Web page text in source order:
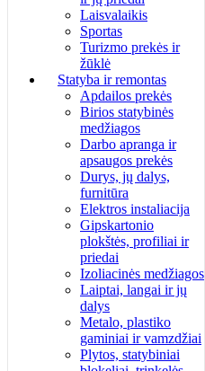
Laisvalaikis
Sportas
Turizmo prekės ir
žūklė
Statyba ir remontas
Apdailos prekės
Birios statybinės
medžiagos
Darbo apranga ir
apsaugos prekės
Durys, jų dalys,
furnitūra
Elektros instaliacija
Gipskartonio
plokštės, profiliai ir
priedai
Izoliacinės medžiagos
Laiptai, langai ir jų
dalys
Metalo, plastiko
gaminiai ir vamzdžiai
Plytos, statybiniai